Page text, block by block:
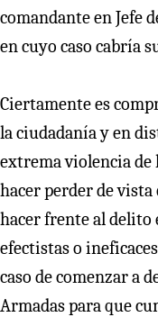
comandante en Jefe
en cuyo caso cabría
Ciertamente es
la ciudadanía y en
extrema violencia de
hacer perder de vista
hacer frente al delito
efectistas o
caso de comenzar a
Armadas para que